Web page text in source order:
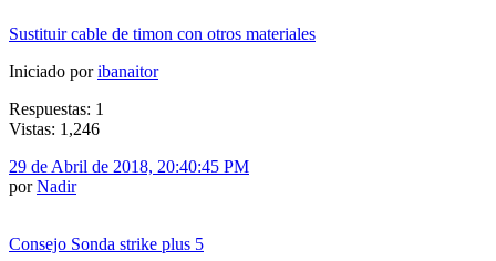
Sustituir cable de timon con otros materiales
Iniciado poribanaitor
Respuestas: 1
Vistas: 1,246
29 de Abril de 2018, 20:40:45 PM
porNadir
Consejo Sonda strike plus 5